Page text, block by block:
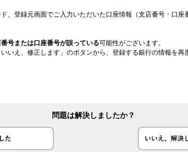
、登録元画面でご入力いただいた口座情報（支店番号・口
号または口座番号が誤っている可能性がございます。
いえ、修正します」のボタンから、登録する銀行の情報を再
問題は解決しましたか？